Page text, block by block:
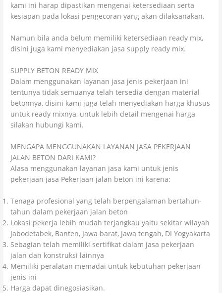
kami ini harap dipastikan mengenai ketersediaan serta
kesiapan pada lokasi pengecoran yang akan dilaksanakan.
Namun bila anda belum memiliki ketersediaan ready mix,
disini juga kami menyediakan jasa supply ready mix.
SUPPLY BETON READY MIX
Dalam menggunakan layanan jasa jenis pekerjaan ini
tentunya tidak semuanya telah tersedia dengan material
betonnya, disini kami juga telah menyediakan harga khusus
untuk ready mixnya, untuk lebih detail mengenai harga
silakan hubungi kami.
MENGAPA MENGGUNAKAN LAYANAN JASA PEKERJAAN
JALAN BETON DARI KAMI?
Alasa menggunakan layanan jasa kami untuk jenis
pekerjaan jasa Pekerjaan jalan beton ini karena:
Tenaga profesional yang telah berpengalaman bertahun-
tahun dalam pekerjaan jalan beton
Lokasi pekerja lebih mudah terjangkau yaitu sekitar wilayah
Jabodetabek, Banten, Jawa barat, Jawa tengah, DI Yogyakarta
Sebagian telah memiliki sertifikat dalam jasa pekerjaan
jalan dan konstruksi lainnya
Memiliki peralatan memadai untuk kebutuhan pekerjaan
jenis ini
Harga dapat dinegosiasikan.